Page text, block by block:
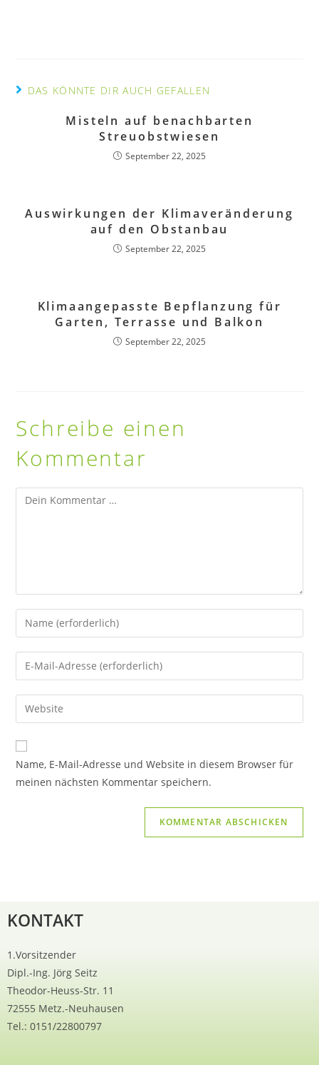
DAS KÖNNTE DIR AUCH GEFALLEN
Misteln auf benachbarten
Streuobstwiesen
September 22, 2025
Auswirkungen der Klimaveränderung
auf den Obstanbau
September 22, 2025
Klimaangepasste Bepflanzung für
Garten, Terrasse und Balkon
September 22, 2025
Schreibe einen
Kommentar
Name, E-Mail-Adresse und Website in diesem Browser für
meinen nächsten Kommentar speichern.
KONTAKT
1.Vorsitzender
Dipl.-Ing. Jörg Seitz
Theodor-Heuss-Str. 11
72555 Metz.-Neuhausen
Tel.: 0151/22800797